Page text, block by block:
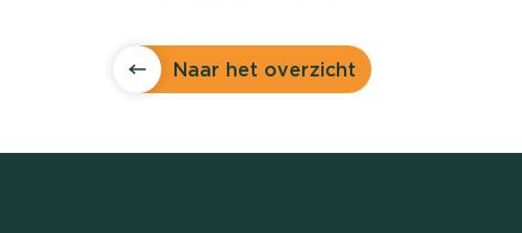
Naar het overzicht